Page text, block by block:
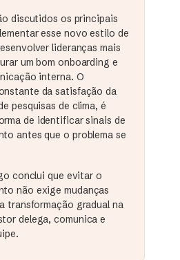
discutidos os principais
esse novo estilo de
lideranças mais
um bom onboarding e
interna. O
da satisfação da
pesquisas de clima, é
de identificar sinais de
antes que o problema se
conclui que evitar o
não exige mudanças
transformação gradual na
delega, comunica e